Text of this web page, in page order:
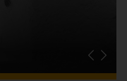
Steps